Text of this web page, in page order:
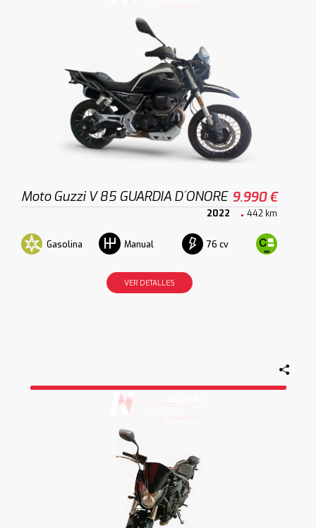
Moto Guzzi V 85 GUARDIA D´ONORE 9.990 €
2022 442 km
Gasolina Manual 76 cv
VER DETALLES